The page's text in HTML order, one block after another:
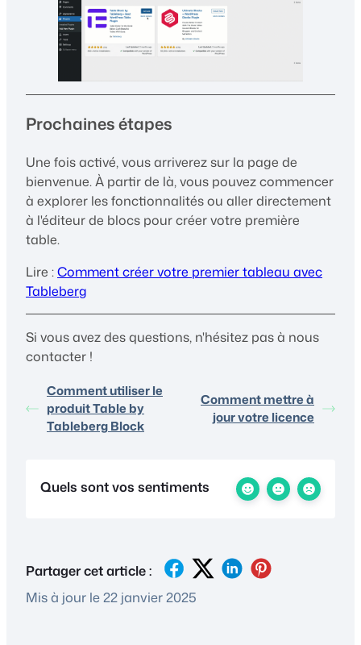
Prochaines étapes
Une fois activé, vous arriverez sur la page de
bienvenue. À partir de là, vous pouvez commencer
à explorer les fonctionnalités ou aller directement
à l'éditeur de blocs pour créer votre première
table.
Lire :Comment créer votre premier tableau avec
Tableberg
Si vous avez des questions, n'hésitez pas à nous
contacter !
Comment utiliser le
produit Table by
Tableberg Block
Comment mettre à
jour votre licence
Quels sont vos sentiments
Partager cet article :
Mis à jour le 22 janvier 2025